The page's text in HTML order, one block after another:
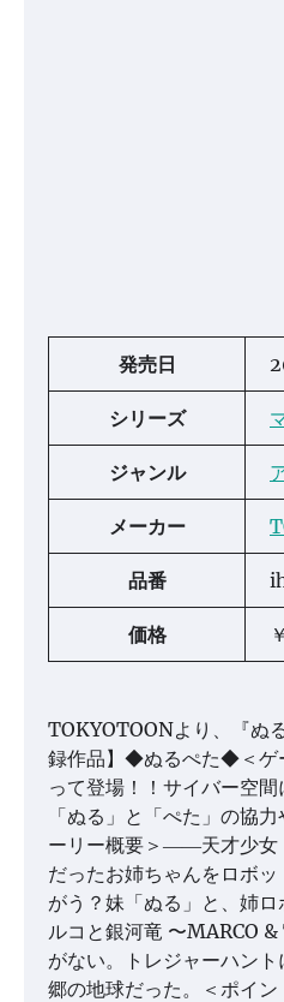
発売日
シリーズ
ジャンル
メーカー
品番
価格
TOKYOTOONより、『ぬ
録作品】◆ぬるぺた◆＜ゲ
って登場！！サイバー空
「ぬる」と「ぺた」の協
ーリー概要＞――天才少女
だったお姉ちゃんをロボ
がう？妹「ぬる」と、姉
ルコと銀河竜 〜MARCO
がない。トレジャーハン
郷の地球だった。＜ポイ